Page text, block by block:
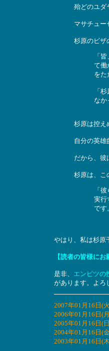
殆どのユダ
マサチュー
杉原のビザ
「
て働
をた
「
なか
杉原は控え
自分の英雄
だから、彼
杉原は、こ
「
実行
です
やはり、私は杉原
【読者の皆様にお
是非、 エンピツの
があります。よろ
2007年01月16日(
2006年01月16日(
2005年01月16日(
2004年01月16日(
2003年01月16日(